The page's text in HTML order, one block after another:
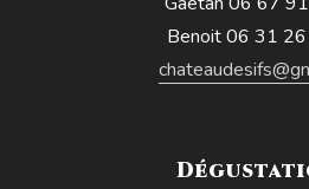
Benoit 06 31